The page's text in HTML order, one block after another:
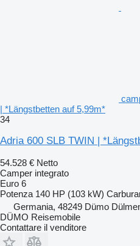
| *Längstbetten auf 5,99m*
34
Adria 600 SLB TWIN |
54.528 € Netto
Camper integrato
Euro 6
Potenza 140 HP (103 kW)
Germania, 48249 Dümo
DÜMO Reisemobile
Contattare il venditore